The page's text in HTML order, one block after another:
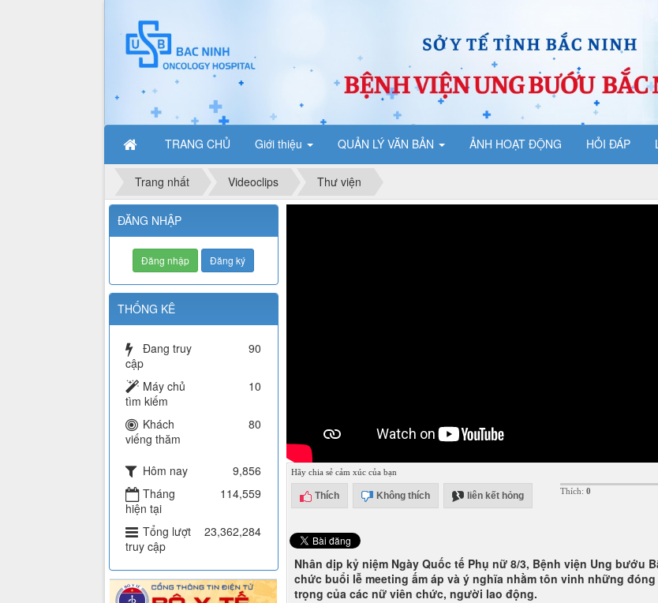
TRANG CHỦ Giới thiệu QUẢN LÝ VĂN BẢN ẢNH HOẠT ĐỘNG HỎI ĐÁP
Trang nhất Videoclips Thư viện
Hãy chia sẻ cảm xúc của bạn
Thích Không thích liên kết hỏng
Thích:0
Nhân dịp kỷ niệm Ngày Quốc tế Phụ nữ 8/3, Bệnh viện Ung bướu
chức buổi lễ meeting ấm áp và ý nghĩa nhằm tôn vinh những
trọng của các nữ viên chức, người lao động.
ĐĂNG NHẬP
Đăng nhập Đăng ký
THỐNG KÊ
Đang truy
cập
90
Máy chủ
tìm kiếm
10
Khách
viếng thăm
80
Hôm nay
9,856
Tháng
hiện tại
114,559
Tổng lượt
truy cập
23,362,284